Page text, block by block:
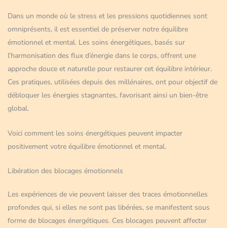
Dans un monde où le stress et les pressions quotidiennes sont
omniprésents, il est essentiel de préserver notre équilibre
émotionnel et mental. Les soins énergétiques, basés sur
l’harmonisation des flux d’énergie dans le corps, offrent une
approche douce et naturelle pour restaurer cet équilibre intérieur.
Ces pratiques, utilisées depuis des millénaires, ont pour objectif de
débloquer les énergies stagnantes, favorisant ainsi un bien-être
global.
Voici comment les soins énergétiques peuvent impacter
positivement votre équilibre émotionnel et mental.
Libération des blocages émotionnels
Les expériences de vie peuvent laisser des traces émotionnelles
profondes qui, si elles ne sont pas libérées, se manifestent sous
forme de blocages énergétiques. Ces blocages peuvent affecter